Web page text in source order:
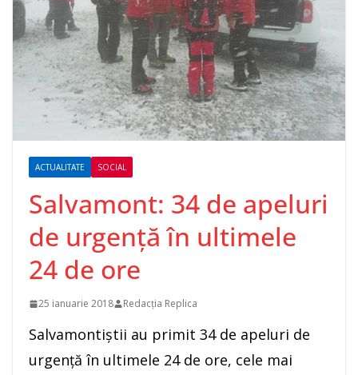
ACTUALITATE SOCIAL
Salvamont: 34 de apeluri
de urgenţă în ultimele
24 de ore
25 ianuarie 2018 Redacția Replica
Salvamontiştii au primit 34 de apeluri de
urgenţă în ultimele 24 de ore, cele mai